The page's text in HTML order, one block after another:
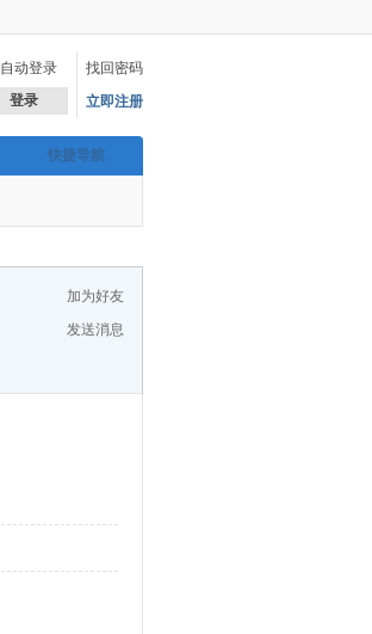
自动登录
找回密码
登录 立即注册
快捷导航
加为好友
发送消息